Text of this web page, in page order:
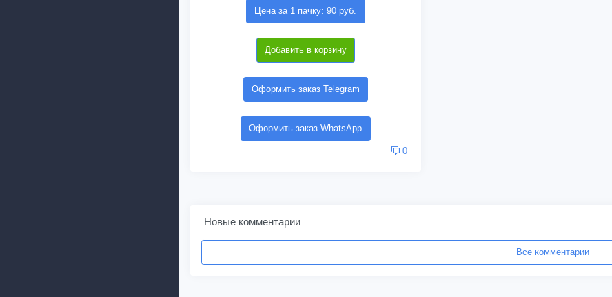
Цена за 1 пачку: 90 руб.
Добавить в корзину
Оформить заказ Telegram
Оформить заказ WhatsApp
0
Новые комментарии
Все комментарии